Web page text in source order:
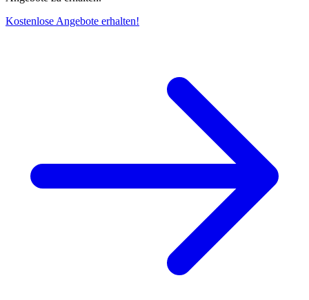
Kostenlose Angebote erhalten!